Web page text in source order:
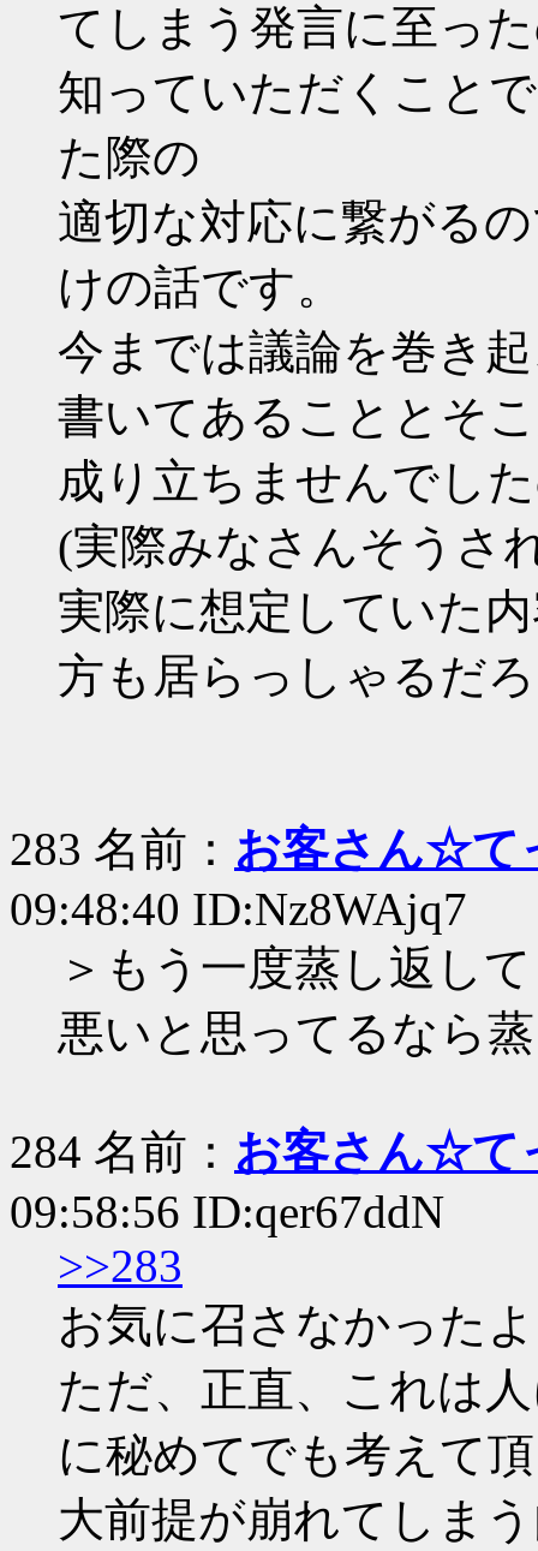
てしまう発言に至っ
知っていただくこと
た際の
適切な対応に繋がる
けの話です。
今までは議論を巻き
書いてあることとそ
成り立ちませんでし
(実際みなさんそうさ
実際に想定していた
方も居らっしゃるだ
283 名前： お客さん☆て
09:48:40 ID:Nz8WAjq7
＞もう一度蒸し返し
悪いと思ってるなら
284 名前： お客さん☆て
09:58:56 ID:qer67ddN
>>283
お気に召さなかった
ただ、正直、これは
に秘めてでも考えて
大前提が崩れてしま